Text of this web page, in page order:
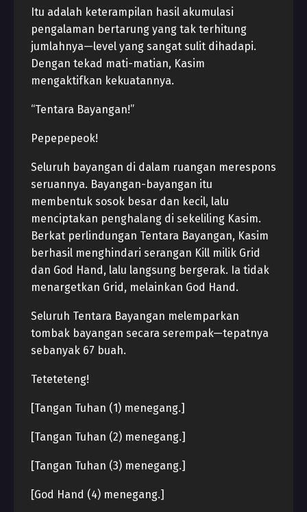
Itu adalah keterampilan hasil akumulasi
pengalaman bertarung yang tak terhitung
jumlahnya—level yang sangat sulit dihadapi.
Dengan tekad mati-matian, Kasim
mengaktifkan kekuatannya.
“Tentara Bayangan!”
Pepepepeok!
Seluruh bayangan di dalam ruangan merespons
seruannya. Bayangan-bayangan itu
membentuk sosok besar dan kecil, lalu
menciptakan penghalang di sekeliling Kasim.
Berkat perlindungan Tentara Bayangan, Kasim
berhasil menghindari serangan Kill milik Grid
dan God Hand, lalu langsung bergerak. Ia tidak
menargetkan Grid, melainkan God Hand.
Seluruh Tentara Bayangan melemparkan
tombak bayangan secara serempak—tepatnya
sebanyak 67 buah.
Teteteteng!
[Tangan Tuhan (1) menegang.]
[Tangan Tuhan (2) menegang.]
[Tangan Tuhan (3) menegang.]
[God Hand (4) menegang.]